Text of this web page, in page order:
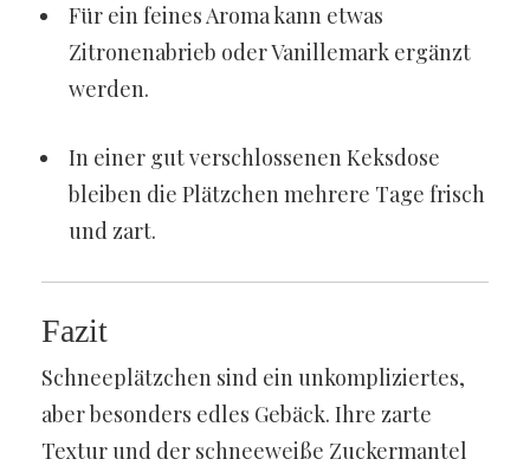
Für ein feines Aroma kann etwas
Zitronenabrieb oder Vanillemark ergänzt
werden.
In einer gut verschlossenen Keksdose
bleiben die Plätzchen mehrere Tage frisch
und zart.
Fazit
Schneeplätzchen sind ein unkompliziertes,
aber besonders edles Gebäck. Ihre zarte
Textur und der schneeweiße Zuckermantel